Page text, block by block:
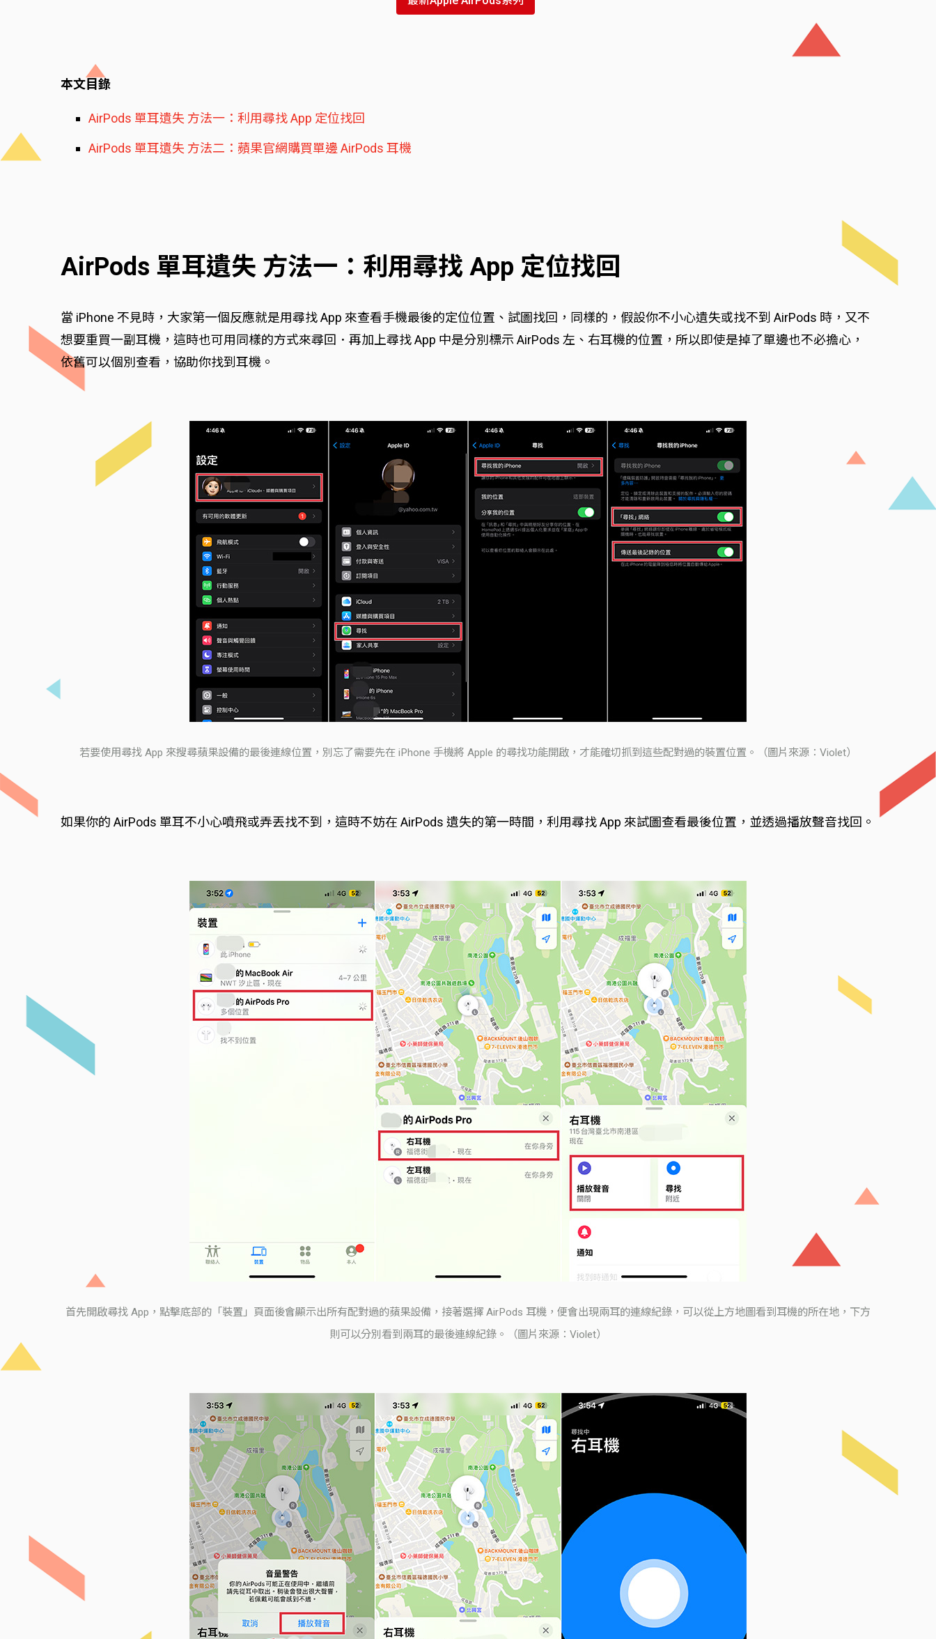
本文目錄
AirPods 單耳遺失 方法一：利用尋找 App 定位找回
AirPods 單耳遺失 方法二：蘋果官網購買單邊 AirPods 耳機
AirPods 單耳遺失 方法一：利用尋找 App 定位找回
當 iPhone 不見時，大家第一個反應就是用尋找 App 來查看手機最後的定位位置、試圖找回，同樣的，假設你不小心遺失或找不到 AirPods 時，又不
想要重買一副耳機，這時也可用同樣的方式來尋回．再加上尋找 App 中是分別標示 AirPods 左、右耳機的位置，所以即使是掉了單邊也不必擔心，
依舊可以個別查看，協助你找到耳機。
若要使用尋找 App 來搜尋蘋果設備的最後連線位置，別忘了需要先在 iPhone 手機將 Apple 的尋找功能開啟，才能確切抓到這些配對過的裝置位置。（圖片來源：Violet）
如果你的 AirPods 單耳不小心噴飛或弄丟找不到，這時不妨在 AirPods 遺失的第一時間，利用尋找 App 來試圖查看最後位置，並透過播放聲音找回。
首先開啟尋找 App，點擊底部的「裝置」頁面後會顯示出所有配對過的蘋果設備，接著選擇 AirPods 耳機，便會出現兩耳的連線紀錄，可以從上方地圖看到耳機的所在地，下方
則可以分別看到兩耳的最後連線紀錄。（圖片來源：Violet）